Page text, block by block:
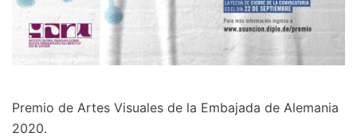
Premio de Artes Visuales de la Embajada de Alemania
2020.